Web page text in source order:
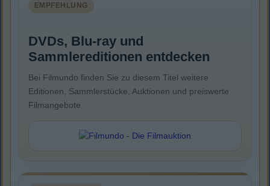
EMPFEHLUNG
DVDs, Blu-ray und
Sammlereditionen entdecken
Bei Filmundo finden Sie zu diesem Titel weitere
Editionen, Sammlerstücke, Auktionen und preiswerte
Filmangebote.